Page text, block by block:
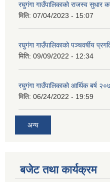
रघुगंगा गाउँपालिकाको राजस्व सुधार
मिति: 07/04/2023 - 15:07
रघुगंगा गाउँपालिकाको पञ्चवर्षीय
मिति: 09/09/2022 - 12:34
रघुगंगा गाउँपालिकाको आर्थिक
मिति: 06/24/2022 - 19:59
अन्य
बजेट तथा कार्यक्रम